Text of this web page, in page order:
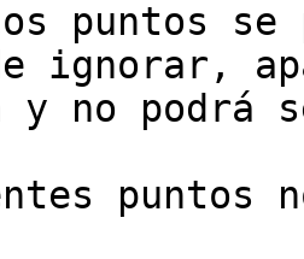
puntos
ignorar,
y no podrá
puntos